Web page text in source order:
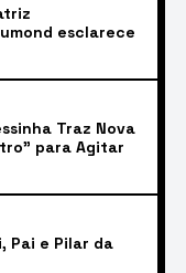
esclarece
Traz Nova
para Agitar
Pai e Pilar da